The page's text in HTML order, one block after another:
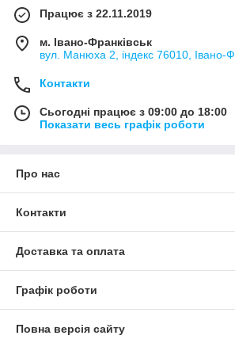
Працює з 22.11.2019
м. Івано-Франківськ
вул. Манюха 2, індекс 76010, Івано-
Контакти
Сьогодні працює з 09:00 до 18:00
Показати весь графік роботи
Про нас
Контакти
Доставка та оплата
Графік роботи
Повна версія сайту